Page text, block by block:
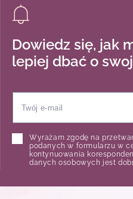
Dowiedz się, jak
lepiej dbać o
Wyrażam zgodę na
podanych w formularzu w
kontynuowania
danych osobowych jest